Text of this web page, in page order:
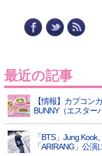
最近の記事
【情報】カプコン
BUNNY（エスター
「BTS」Jung
「ARIRANG」公演